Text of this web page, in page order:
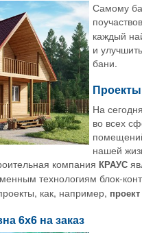
Самому
каждый
и
бани.
На
во всех
нашей
компания КРАУС
технологиям блок-
как, например,
6х6 на заказ